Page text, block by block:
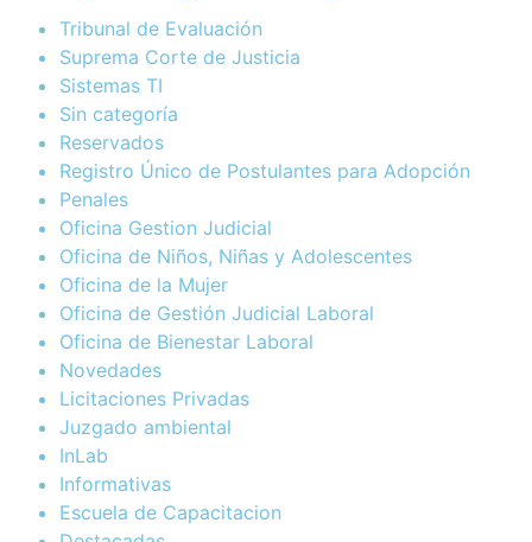
Tribunal de Evaluación
Suprema Corte de Justicia
Sistemas TI
Sin categoría
Reservados
Registro Único de Postulantes para Adopción
Penales
Oficina Gestion Judicial
Oficina de Niños, Niñas y Adolescentes
Oficina de la Mujer
Oficina de Gestión Judicial Laboral
Oficina de Bienestar Laboral
Novedades
Licitaciones Privadas
Juzgado ambiental
InLab
Informativas
Escuela de Capacitacion